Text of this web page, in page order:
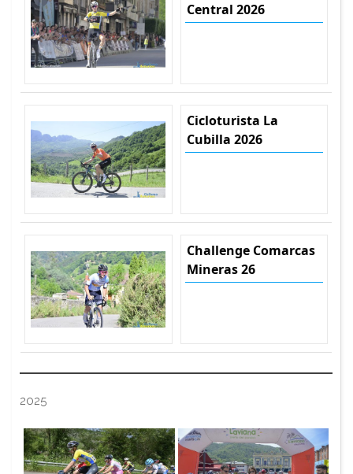
Central 2026
Cicloturista La
Cubilla 2026
Challenge Comarcas
Mineras 26
2025